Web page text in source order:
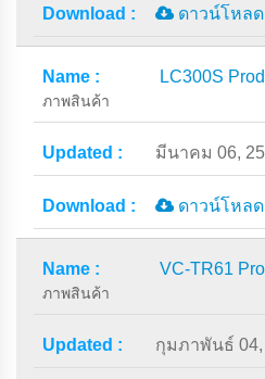
ดาวน์โหลด
LC300S
ภาพสินค้า
มีนาคม 06,
ดาวน์โหลด
VC-TR61
ภาพสินค้า
กุมภาพันธ์ 04,